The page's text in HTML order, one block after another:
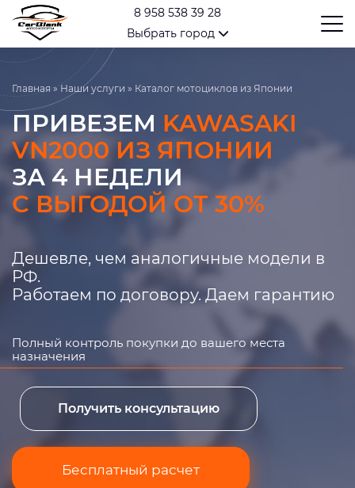
8 958 538 39 28
Выбрать город
Главная » Наши услуги » Каталог мотоциклов из Японии
ПРИВЕЗЕМ KAWASAKI
VN2000 ИЗ ЯПОНИИ
ЗА 4 НЕДЕЛИ
С ВЫГОДОЙ ОТ 30%
Дешевле, чем аналогичные модели в
РФ.
Работаем по договору. Даем гарантию
Полный контроль покупки до вашего места
назначения
Получить консультацию
Бесплатный расчет